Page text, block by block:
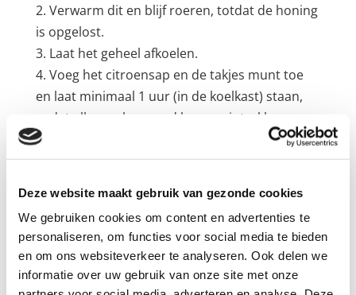
Deze website maakt gebruik van gezonde cookies
We gebruiken cookies om content en advertenties te
personaliseren, om functies voor social media te bieden
en om ons websiteverkeer te analyseren. Ook delen we
informatie over uw gebruik van onze site met onze
2. Verwarm dit en blijf roeren, totdat de honing
is opgelost.
3. Laat het geheel afkoelen.
4. Voeg het citroensap en de takjes munt toe
en laat minimaal 1 uur (in de koelkast) staan,
zodat alle smaken goed kunnen intrekken.
5. Serveer de limonade met ijsblokjes en
schijfjes limoen.
Rood fruitlimonade
Lijstje (voor 4 personen)
500 ml water
100 ml versgeperst citroensap